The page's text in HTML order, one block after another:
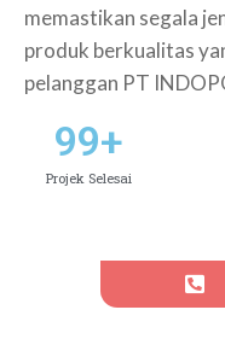
memastikan segala
produk berkualitas
pelanggan PT
99+
Projek Selesai